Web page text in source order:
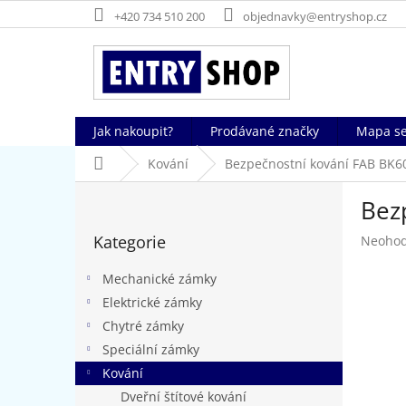
na
+420 734 510 200 objednavky@entryshop.cz
Jak nakoupit? Prodávané značky Mapa
Domů Kování Bezpečnostní kování FAB
a
kategorie
Kategorie
Mechanické zámky
Elektrické zámky
Chytré zámky
Speciální zámky
Kování
Dveřní štítové kování